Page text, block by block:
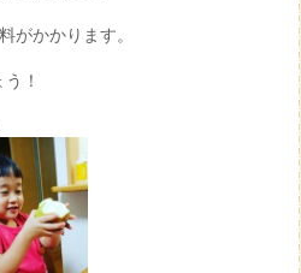
がかかります。
！